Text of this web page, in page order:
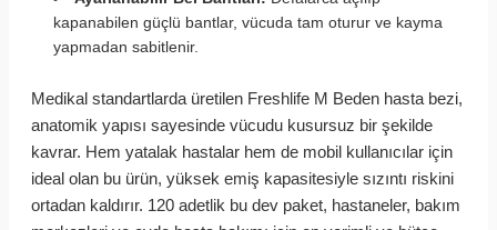
kapanabilen güçlü bantlar, vücuda tam oturur ve kayma
yapmadan sabitlenir.
Medikal standartlarda üretilen Freshlife M Beden hasta bezi,
anatomik yapısı sayesinde vücudu kusursuz bir şekilde
kavrar. Hem yatalak hastalar hem de mobil kullanıcılar için
ideal olan bu ürün, yüksek emiş kapasitesiyle sızıntı riskini
ortadan kaldırır. 120 adetlik bu dev paket, hastaneler, bakım